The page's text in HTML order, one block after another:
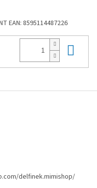
EAN: 8595114487226
delfinek.mimishop/